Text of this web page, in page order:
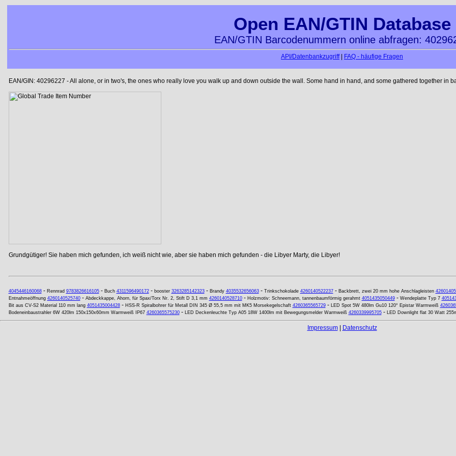
Open EAN/GTIN Database
EAN/GTIN Barcodenummern online abfragen:
API/Datenbankzugriff| FAQ - häufige Fragen
EAN/GIN: 40296227 - All alone, or in two's, the ones who really love you walk up and down outside the wall. Some hand in hand, and some gathered together in
Grundgütiger! Sie haben mich gefunden, ich weiß nicht wie, aber sie haben mich gefunden - die Libyer Marty, die Libyer!
4045446160068- Rennrad 9783826616105- Buch 4311596490172- booster 3263285142323- Brandy 4035532656063- Trinkschokolade 4260140522237- Backbrett, zwei 20 mm hohe Anschlagleisten
Entnahmeöffnung 4260140525740- Abdeckkappe, Ahorn, für Spax/Torx Nr. 2, Stift D 3,1 mm 4260140528710- Holzmotiv: Schneemann, tannenbaumförmig gerahmt 4051435050449- Wendeplatte Typ 7
Bit aus CV-S2 Material 110 mm lang 4051435004428- HSS-R Spiralbohrer für Metall DIN 345 Ø 55,5 mm mit MK5 Morsekegelschaft 4260365565729- LED Spot 5W 480lm Gu10 120° Epistar Warmweiß
Bodeneinbaustrahler 6W 420lm 150x150x60mm Warmweiß IP67 4260365575230- LED Deckenleuchte Typ A05 18W 1400lm mit Bewegungsmelder Warmweiß 4260339995705- LED Downlight flat 30 Watt
Impressum| Datenschutz